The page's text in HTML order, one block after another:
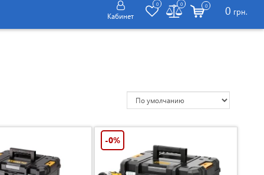
Кабинет
0 0 0 0 грн.
-0%